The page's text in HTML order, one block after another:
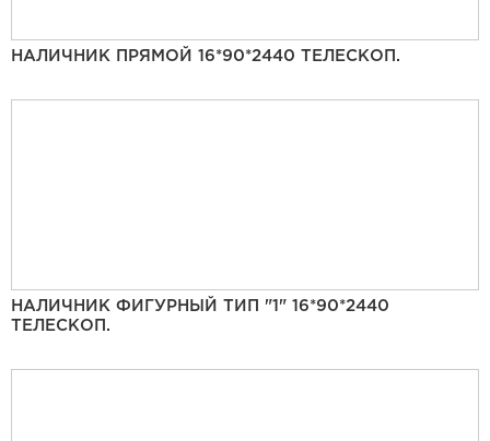
НАЛИЧНИК ПРЯМОЙ 16*90*2440 ТЕЛЕСКОП.
НАЛИЧНИК ФИГУРНЫЙ ТИП "1" 16*90*2440
ТЕЛЕСКОП.